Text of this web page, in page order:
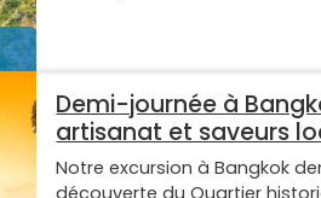
Demi-journée à
artisanat et saveurs
Notre excursion à Bangkok
découverte du Quartier